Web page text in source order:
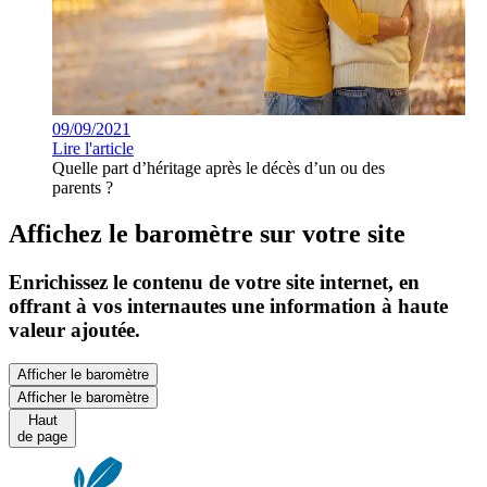
09/09/2021
Lire l'article
Quelle part d’héritage après le décès d’un ou des
parents ?
Affichez le baromètre sur votre site
Enrichissez le contenu de votre site internet, en
offrant à vos internautes une information à haute
valeur ajoutée.
Afficher le baromètre
Afficher le baromètre
Haut
de page